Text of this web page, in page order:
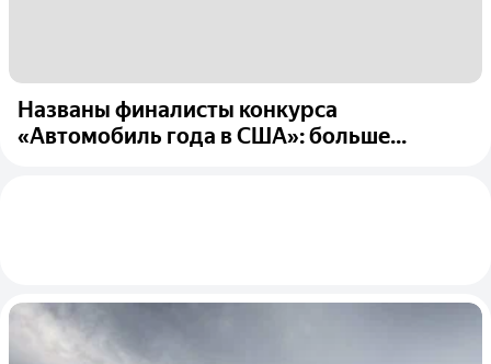
Названы финалисты конкурса
«Автомобиль года в США»: больше...